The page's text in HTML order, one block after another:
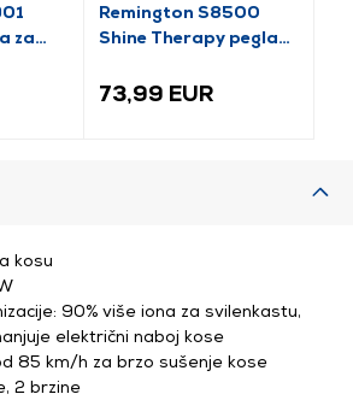
za
Remington S8500
Shine Therapy pegla
73,99 EUR
kosu
90% više iona za svilenkastu,
električni naboj kose
85 km/h za brzo sušenje kose
2 brzine